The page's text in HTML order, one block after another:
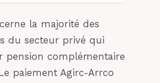
la majorité des
du secteur privé qui
pension complémentaire
paiement Agirc-Arrco